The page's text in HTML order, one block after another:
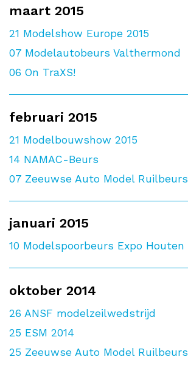
maart 2015
21 Modelshow Europe 2015
07 Modelautobeurs Valthermond
06 On TraXS!
februari 2015
21 Modelbouwshow 2015
14 NAMAC-Beurs
07 Zeeuwse Auto Model Ruilbeurs
januari 2015
10 Modelspoorbeurs Expo Houten
oktober 2014
26 ANSF modelzeilwedstrijd
25 ESM 2014
25 Zeeuwse Auto Model Ruilbeurs